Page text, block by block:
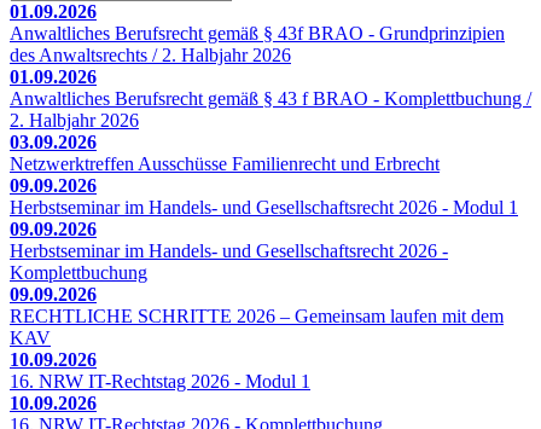
01.09.2026
Anwaltliches Berufsrecht gemäß § 43f BRAO - Grundprinzipien
des Anwaltsrechts / 2. Halbjahr 2026
01.09.2026
Anwaltliches Berufsrecht gemäß § 43 f BRAO - Komplettbuchung /
2. Halbjahr 2026
03.09.2026
Netzwerktreffen Ausschüsse Familienrecht und Erbrecht
09.09.2026
Herbstseminar im Handels- und Gesellschaftsrecht 2026 - Modul 1
09.09.2026
Herbstseminar im Handels- und Gesellschaftsrecht 2026 -
Komplettbuchung
09.09.2026
RECHTLICHE SCHRITTE 2026 – Gemeinsam laufen mit dem
KAV
10.09.2026
16. NRW IT-Rechtstag 2026 - Modul 1
10.09.2026
16. NRW IT-Rechtstag 2026 - Komplettbuchung